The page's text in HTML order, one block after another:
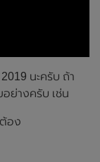
นะครับ ถ้า
ย่างครับ เช่น
อง